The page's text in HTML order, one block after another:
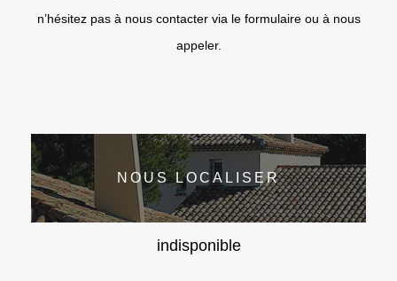
n’hésitez pas à nous contacter via le formulaire ou à nous
appeler.
NOUS LOCALISER
indisponible